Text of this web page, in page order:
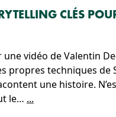
CLÉS
vidéo de Valentin
propres techniques de
une histoire.
le… ...